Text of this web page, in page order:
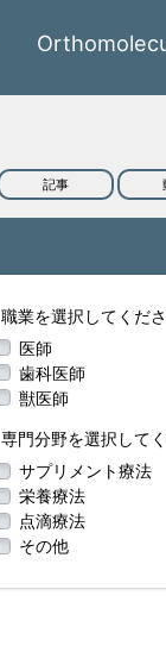
記事
職業を選択してくださ
医師
歯科医師
獣医師
専門分野を選択してく
サプリメント療法
栄養療法
点滴療法
その他